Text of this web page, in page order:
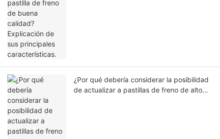
¿Por qué debería considerar la posibilidad
de actualizar a pastillas de freno de alto